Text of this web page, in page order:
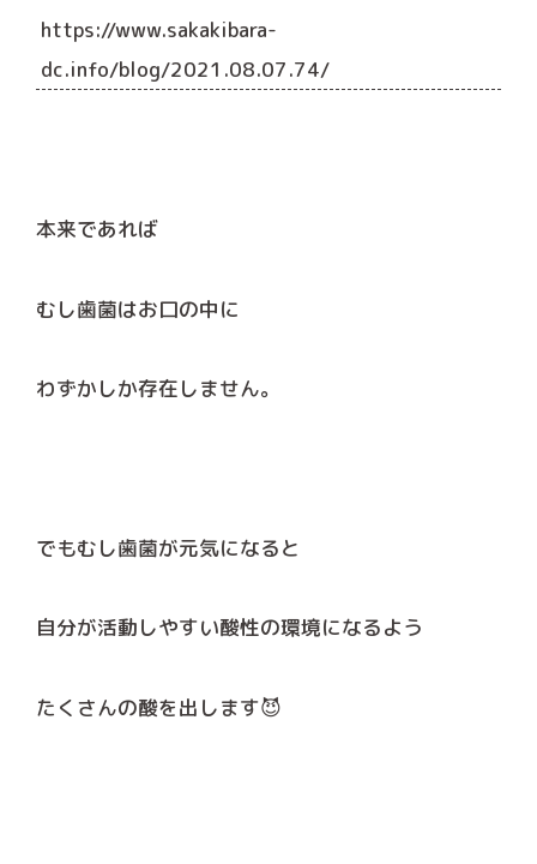
https://www.sakakibara-
dc.info/blog/2021.08.07.74/
本来であれば
むし歯菌はお口の中に
わずかしか存在しません。
でもむし歯菌が元気になると
自分が活動しやすい酸性の環境になるよう
たくさんの酸を出します😈